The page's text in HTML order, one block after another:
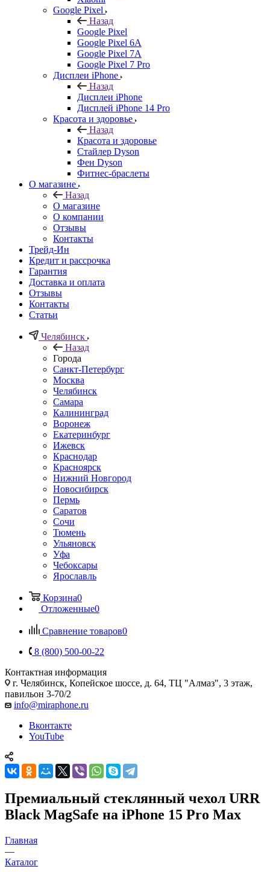
Google Pixel
Назад
Google Pixel
Google Pixel 6A
Google Pixel 7А
Google Pixel 7 Pro
Дисплеи iPhone
Назад
Дисплеи iPhone
Дисплей iPhone 14 Pro
Красота и здоровье
Назад
Красота и здоровье
Стайлер Dyson
Фен Dyson
Фитнес-браслеты
О магазине
Назад
О магазине
О компании
Отзывы
Контакты
Трейд-Ин
Кредит и рассрочка
Гарантия
Доставка и оплата
Отзывы
Контакты
Статьи
Челябинск
Назад
Города
Санкт-Петербург
Москва
Челябинск
Самара
Калининград
Воронеж
Екатеринбург
Ижевск
Краснодар
Красноярск
Нижний Новгород
Новосибирск
Пермь
Саратов
Сочи
Тюмень
Ульяновск
Уфа
Чебоксары
Ярославль
Корзина0
Отложенные0
Сравнение товаров0
8 (800) 500-00-22
Контактная информация
г. Челябинск, Копейское шоссе, д. 64, ТЦ "Алмаз", 3 этаж,
павильон 3-70/2
info@miraphone.ru
Вконтакте
YouTube
Премиальный стеклянный чехол URR
Black MagSafe на iPhone 15 Pro Max
Главная
—
Каталог